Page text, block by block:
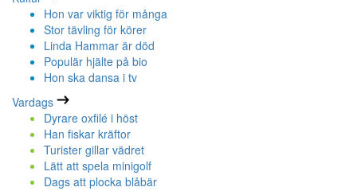
Hon var viktig för många
Stor tävling för körer
Linda Hammar är död
Populär hjälte på bio
Hon ska dansa i tv
Vardags
Dyrare oxfilé i höst
Han fiskar kräftor
Turister gillar vädret
Lätt att spela minigolf
Dags att plocka blåbär